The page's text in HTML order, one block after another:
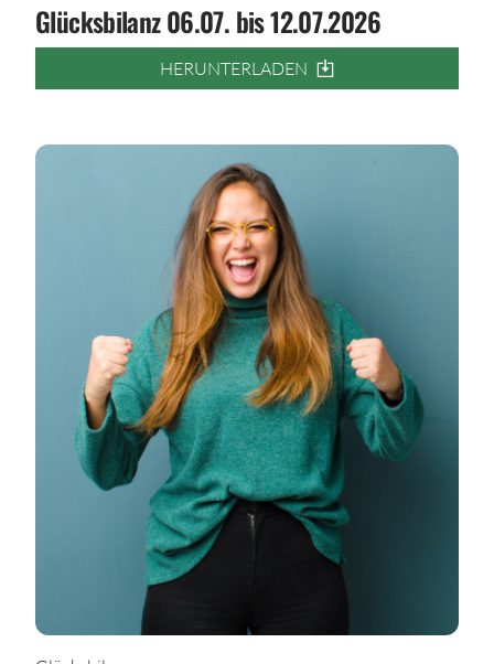
Glücksbilanz 06.07. bis 12.07.2026
HERUNTERLADEN